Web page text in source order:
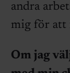
andra
mig för att
Om jag